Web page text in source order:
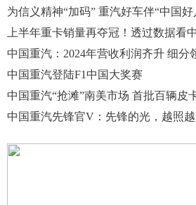
为信义精神“加码” 重汽好车伴“中国好
中国重汽：2024年营收利润齐升 细分
中国重汽登陆F1中国大奖赛
中国重汽“抢滩”南美市场 首批百辆皮
中国重汽先锋官V：先锋的光，越照